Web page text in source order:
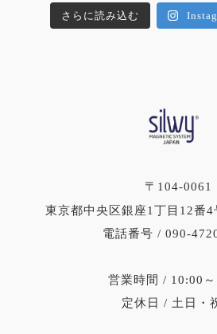
〒104-0061
東京都中央区銀座1丁目12番
電話番号 / 090-
営業時間 / 10:00
定休日 / 土日・
さらに読み込む